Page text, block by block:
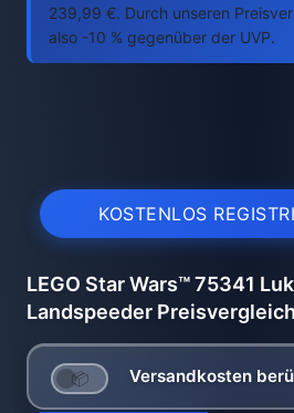
239,99 €. Durch unseren
also -10 % gegenüber der UVP.
KOSTENLOS
LEGO Star Wars™ 75341
Landspeeder Preisvergleich
Versandkosten